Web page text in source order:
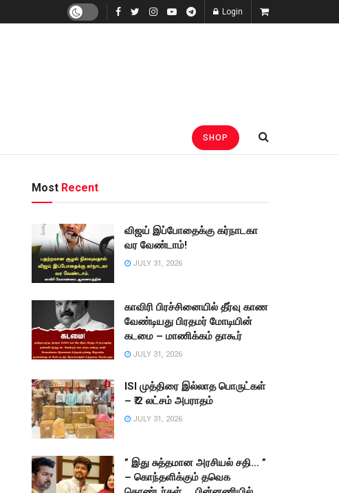
Login
SHOP
Most Recent
விஜய் இப்போதைக்கு கர்நாடகா
வர வேண்டாம்!
JULY 31, 2026
காவிரி பிரச்சினையில் தீர்வு காண
வேண்டியது பிரதமர் மோடியின்
கடமை – மாணிக்கம் தாகூர்
JULY 31, 2026
ISI முத்திரை இல்லாத பொருட்கள்
– ₹.2 லட்சம் அபராதம்
JULY 31, 2026
” இது சுத்தமான அரசியல் சதி… ”
– கொந்தளிக்கும் தவெக